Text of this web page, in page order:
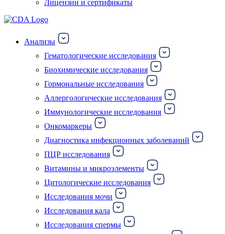
Лицензии и сертификаты
Анализы
Гематологические исследования
Биохимические исследования
Гормональные исследования
Аллергологические исследования
Иммунологические исследования
Онкомаркеры
Диагностика инфекционных заболеваний
ПЦР исследования
Витамины и микроэлементы
Цитологические исследования
Исследования мочи
Исследования кала
Исследования спермы